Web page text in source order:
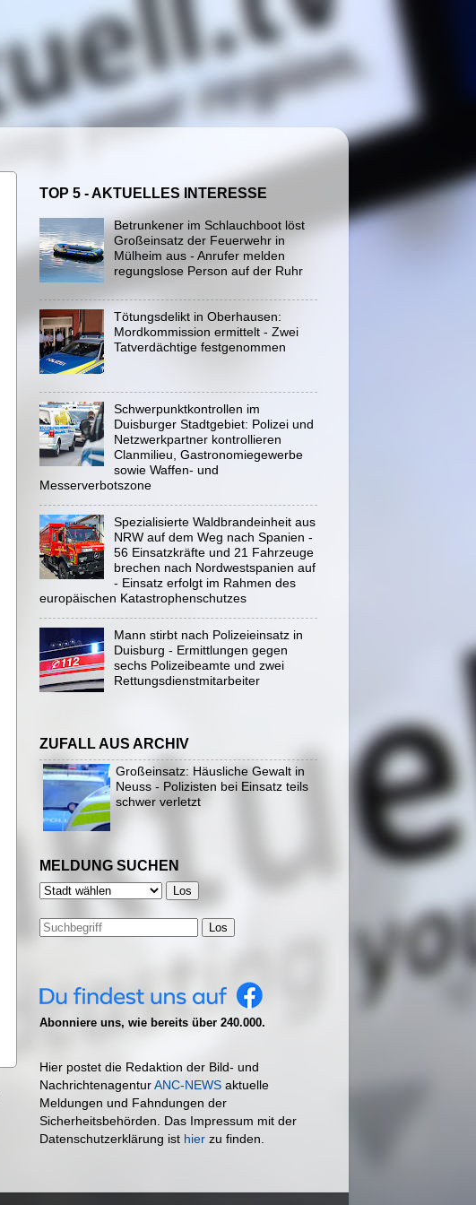
TOP 5 - AKTUELLES INTERESSE
Betrunkener im Schlauchboot löst
Großeinsatz der Feuerwehr in
Mülheim aus - Anrufer melden
regungslose Person auf der Ruhr
Tötungsdelikt in Oberhausen:
Mordkommission ermittelt - Zwei
Tatverdächtige festgenommen
Schwerpunktkontrollen im
Duisburger Stadtgebiet: Polizei und
Netzwerkpartner kontrollieren
Clanmilieu, Gastronomiegewerbe
sowie Waffen- und
Messerverbotszone
Spezialisierte Waldbrandeinheit aus
NRW auf dem Weg nach Spanien -
56 Einsatzkräfte und 21 Fahrzeuge
brechen nach Nordwestspanien auf
- Einsatz erfolgt im Rahmen des
europäischen Katastrophenschutzes
Mann stirbt nach Polizeieinsatz in
Duisburg - Ermittlungen gegen
sechs Polizeibeamte und zwei
Rettungsdienstmitarbeiter
ZUFALL AUS ARCHIV
Großeinsatz: Häusliche Gewalt in
Neuss - Polizisten bei Einsatz teils
schwer verletzt
MELDUNG SUCHEN
Los
Abonniere uns, wie bereits über 240.000.
Hier postet die Redaktion der Bild- und
NachrichtenagenturANC-NEWS aktuelle
Meldungen und Fahndungen der
Sicherheitsbehörden. Das Impressum mit der
Datenschutzerklärung ist hier zu finden.